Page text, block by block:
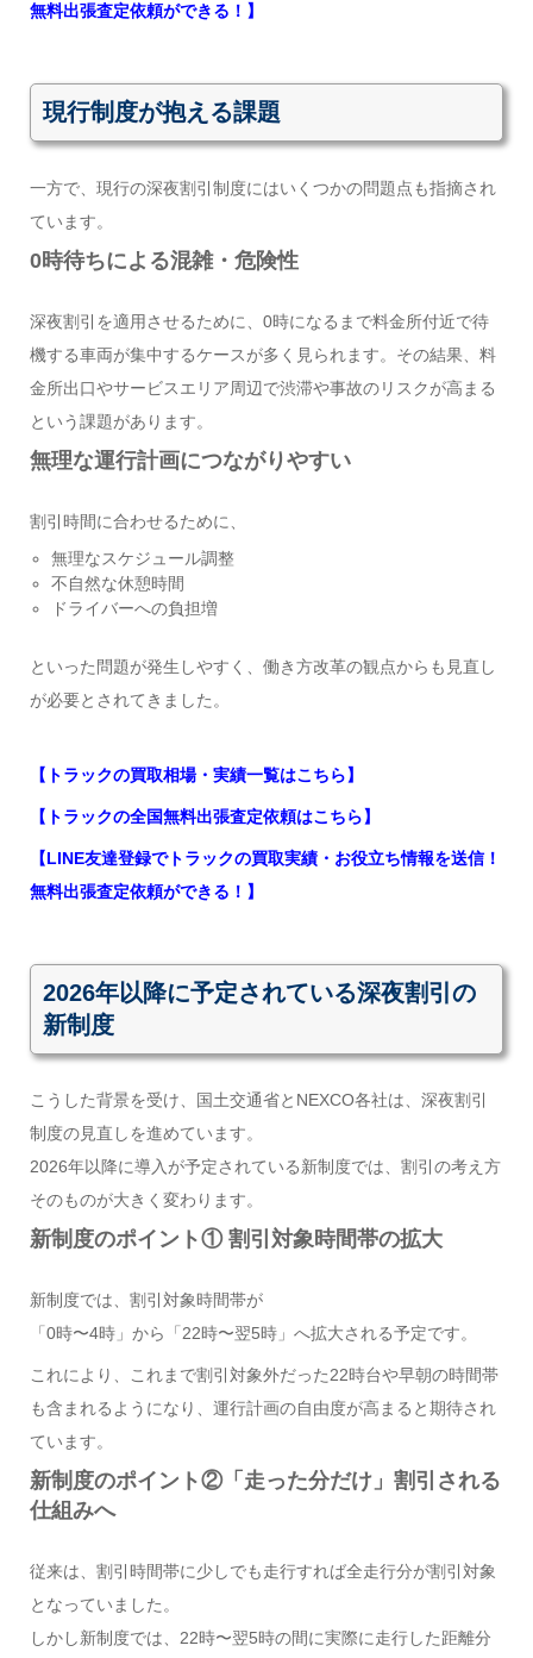
無料出張査定依頼ができる！】
現行制度が抱える課題
一方で、現行の深夜割引制度にはいくつかの問題点も指摘され
ています。
0時待ちによる混雑・危険性
深夜割引を適用させるために、0時になるまで料金所付近で待
機する車両が集中するケースが多く見られます。その結果、料
金所出口やサービスエリア周辺で渋滞や事故のリスクが高まる
という課題があります。
無理な運行計画につながりやすい
割引時間に合わせるために、
無理なスケジュール調整
不自然な休憩時間
ドライバーへの負担増
といった問題が発生しやすく、働き方改革の観点からも見直し
が必要とされてきました。
【トラックの買取相場・実績一覧はこちら】
【トラックの全国無料出張査定依頼はこちら】
【LINE友達登録でトラックの買取実績・お役立ち情報を送信！
無料出張査定依頼ができる！】
2026年以降に予定されている深夜割引の
新制度
こうした背景を受け、国土交通省とNEXCO各社は、深夜割引
制度の見直しを進めています。
2026年以降に導入が予定されている新制度では、割引の考え方
そのものが大きく変わります。
新制度のポイント① 割引対象時間帯の拡大
新制度では、割引対象時間帯が
「0時〜4時」から「22時〜翌5時」へ拡大される予定です。
これにより、これまで割引対象外だった22時台や早朝の時間帯
も含まれるようになり、運行計画の自由度が高まると期待され
ています。
新制度のポイント②「走った分だけ」割引される
仕組みへ
従来は、割引時間帯に少しでも走行すれば全走行分が割引対象
となっていました。
しかし新制度では、22時〜翌5時の間に実際に走行した距離分